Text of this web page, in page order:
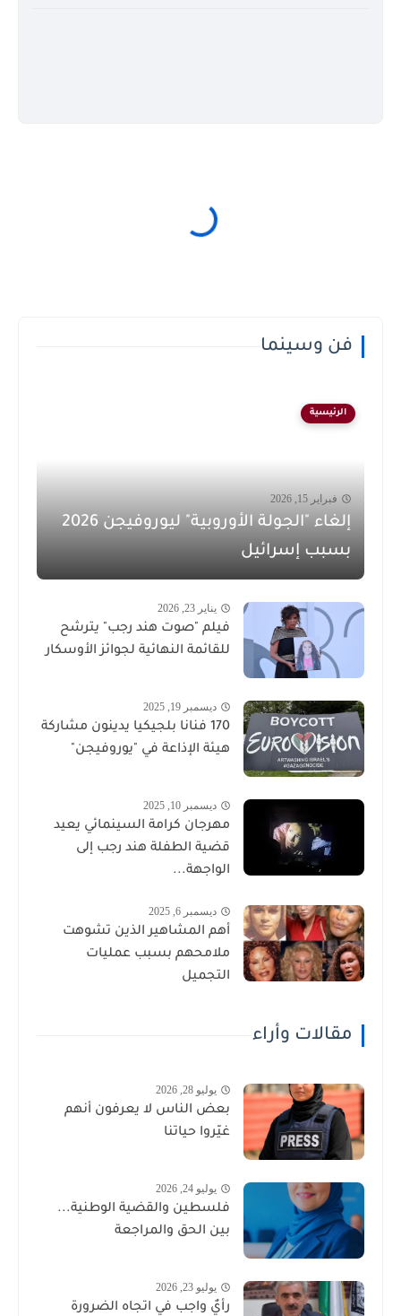
فن وسينما
الرئيسية
فبراير 15, 2026
إلغاء "الجولة الأوروبية" ليوروفيجن 2026
بسبب إسرائيل
يناير 23, 2026
فيلم "صوت هند رجب" يترشح
للقائمة النهائية لجوائز الأوسكار
ديسمبر 19, 2025
170 فنانا بلجيكيا يدينون مشاركة
هيئة الإذاعة في "يوروفيجن"
ديسمبر 10, 2025
مهرجان كرامة السينمائي يعيد
قضية الطفلة هند رجب إلى
الواجهة...
ديسمبر 6, 2025
أهم المشاهير الذين تشوهت
ملامحهم بسبب عمليات
التجميل
مقالات وأراء
يوليو 28, 2026
بعض الناس لا يعرفون أنهم
غيّروا حياتنا
يوليو 24, 2026
فلسطين والقضية الوطنية...
بين الحق والمراجعة
يوليو 23, 2026
رأيٌ واجب في اتجاه الضرورة